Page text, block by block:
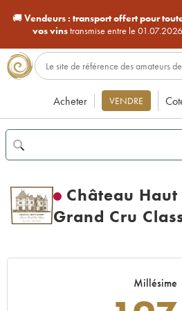
🚚Vendeurs : transport offert pour
vos vinstransmise entre le
Acheter VENDRE
Château
Grand Cru
Millésime